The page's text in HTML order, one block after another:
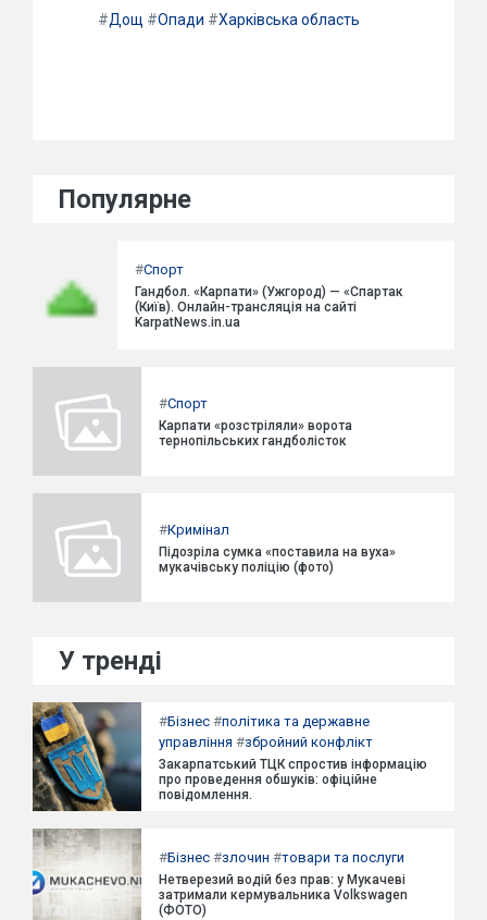
#Дощ #Опади #Харківська область
Популярне
#Спорт
Гандбол. «Карпати» (Ужгород) — «Спартак
(Київ). Онлайн-трансляція на сайті
KarpatNews.in.ua
#Спорт
Карпати «розстріляли» ворота
тернопільських гандболісток
#Кримінал
Підозріла сумка «поставила на вуха»
мукачівську поліцію (фото)
У тренді
#Бізнес #політика та державне
управління #збройний конфлікт
Закарпатський ТЦК спростив інформацію
про проведення обшуків: офіційне
повідомлення.
#Бізнес #злочин #товари та послуги
Нетверезий водій без прав: у Мукачеві
затримали кермувальника Volkswagen
(ФОТО)